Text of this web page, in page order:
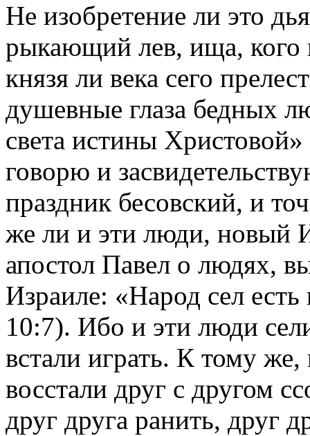
Не изобретение ли это
рыкающий лев, ища, кого
князя ли века сего
душевные глаза бедных
света истины
говорю и
праздник бесовский, и
же ли и эти люди, новый
апостол Павел о людях,
Израиле: «Народ сел
10:7). Ибо и эти люди
встали играть. К тому же,
восстали друг с другом
друг друга ранить, друг